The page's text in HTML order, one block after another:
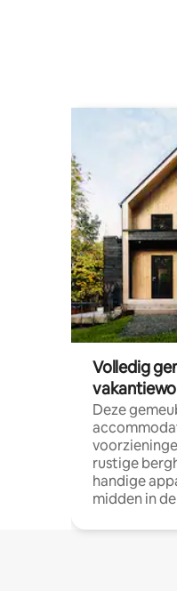
Volledig
Deze
rustige
handige
midden in